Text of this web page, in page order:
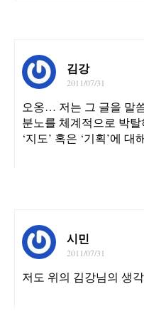
김강
2011/07/31
오옹… 저는 그 글을 말
분노를 체계적으로 박
‘지도’ 혹은 ‘기획’에
시민
2011/07/31
저도 위의 김강님의 생